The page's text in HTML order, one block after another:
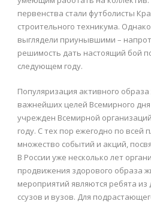
первенства стали футболисты
строительного техникума.
выглядели приунывшими –
решимость дать настоящий бой
следующем году.
Популяризация активного
важнейших целей Всемирного
учрежден Всемирной
году. С тех пор ежегодно по всей
множество событий и акций,
В России уже несколько лет
продвижения здорового образа
мероприятий являются ребята из
ссузов и вузов. Для